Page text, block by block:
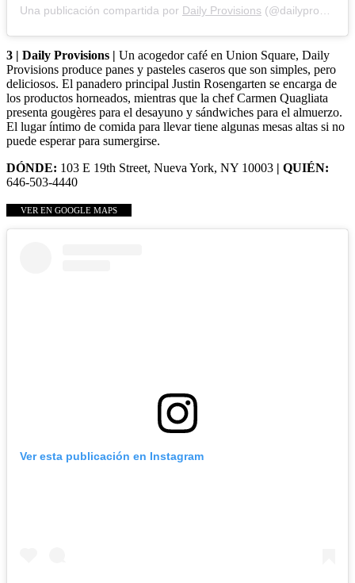
Una publicación compartida por Daily Provisions (@dailyprov) en
3 | Daily Provisions | Un acogedor café en Union Square, Daily
Provisions produce panes y pasteles caseros que son simples, pero
deliciosos. El panadero principal Justin Rosengarten se encarga de
los productos horneados, mientras que la chef Carmen Quagliata
presenta gougères para el desayuno y sándwiches para el almuerzo.
El lugar íntimo de comida para llevar tiene algunas mesas altas si no
puede esperar para sumergirse.
DÓNDE: 103 E 19th Street, Nueva York, NY 10003 | QUIÉN:
646-503-4440
VER EN GOOGLE MAPS
Ver esta publicación en Instagram